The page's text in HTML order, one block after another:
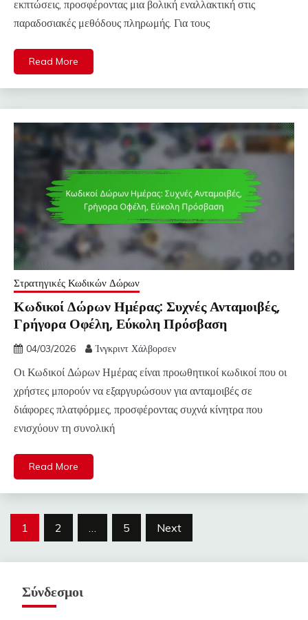
εκπτώσεις, προσφέροντας μια βολική εναλλακτική στις
παραδοσιακές μεθόδους πληρωμής. Για τους
Read More
Στρατηγικές Κωδικών Δώρων
Κωδικοί Δώρων Ημέρας: Συχνές Ανταμοιβές,
Γρήγορα Οφέλη, Εύκολη Πρόσβαση
04/03/2026 Ίνγκριντ Χάλβορσεν
Οι Κωδικοί Δώρων Ημέρας είναι προωθητικοί κωδικοί που οι
χρήστες μπορούν να εξαργυρώσουν για ανταμοιβές σε
διάφορες πλατφόρμες, προσφέροντας συχνά κίνητρα που
ενισχύουν τη συνολική
Read More
Posts
1 2 … 5 Next
Σύνδεσμοι